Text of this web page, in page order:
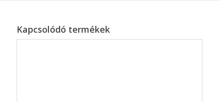
Kapcsolódó termékek